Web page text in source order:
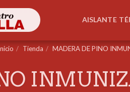
AISLANTE
Tienda MADERA DE PINO